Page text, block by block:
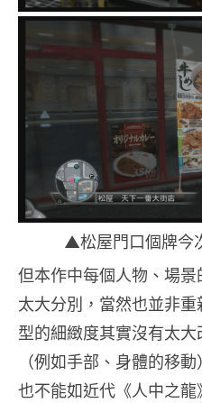
▲松屋門口個牌今
但本作中每個人物、場
太大分別，當然也並非
型的細緻度其實沒有太
（例如手部、身體的移
也不能如近代《人中之